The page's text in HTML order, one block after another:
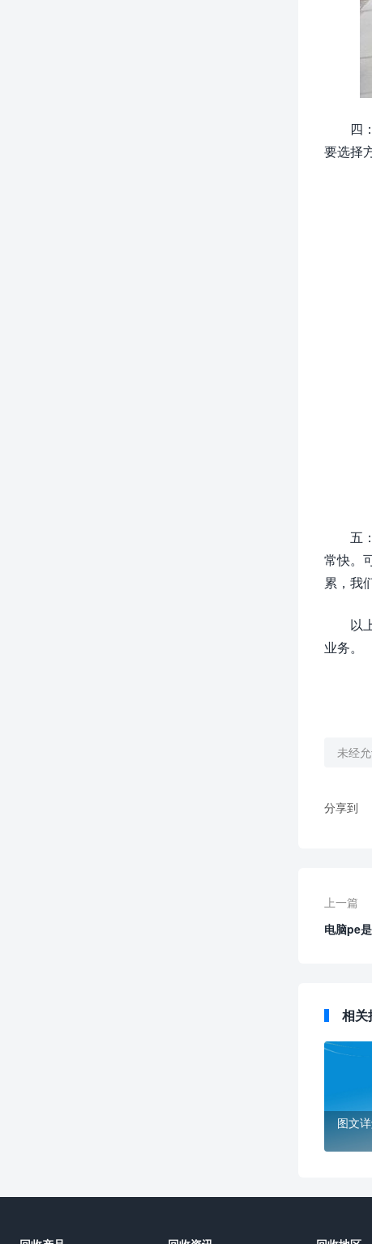
四
要选择
五
常快。
累，我
以
业务。
未经
分享到
上一篇
电脑pe
相关
图文